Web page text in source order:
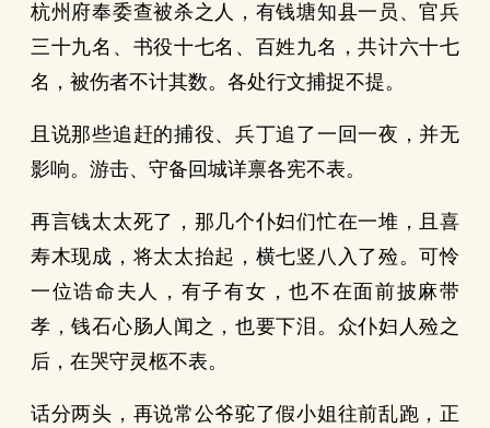
杭州府奉委查被杀之人，有钱塘知县一员、官兵
三十九名、书役十七名、百姓九名，共计六十七
名，被伤者不计其数。各处行文捕捉不提。
且说那些追赶的捕役、兵丁追了一回一夜，并无
影响。游击、守备回城详禀各宪不表。
再言钱太太死了，那几个仆妇们忙在一堆，且喜
寿木现成，将太太抬起，横七竖八入了殓。可怜
一位诰命夫人，有子有女，也不在面前披麻带
孝，钱石心肠人闻之，也要下泪。众仆妇人殓之
后，在哭守灵柩不表。
话分两头，再说常公爷驼了假小姐往前乱跑，正